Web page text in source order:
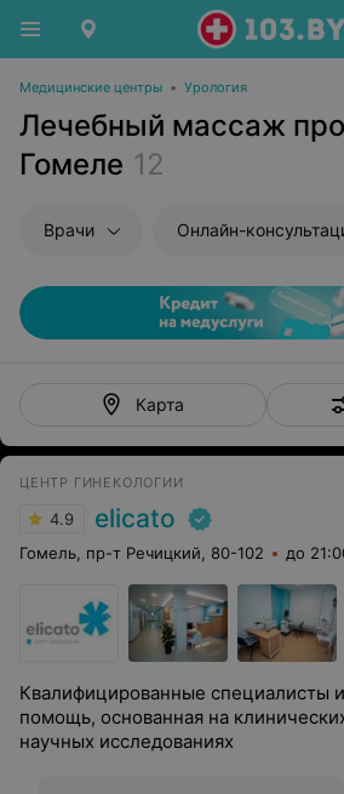
Медицинские центры • Урология
Лечебный массаж
Гомеле 12
Врачи Онлайн-
Карта
ЦЕНТР ГИНЕКОЛОГИИ
4.9 elicato
Гомель, пр-т Речицкий, 80-102 до
Квалифицированные специалисты
помощь, основанная на
научных исследованиях